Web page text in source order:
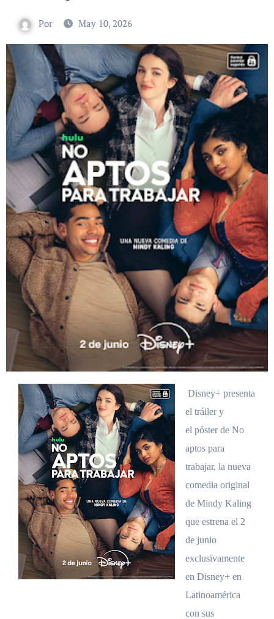
Por May 10, 2026
Disney+ presenta
el tráiler y
el póster de No
aptos para
trabajar, la nueva
comedia original
de Mindy Kaling
que estrena el 2
de junio
exclusivamente
en Disney+ en
Latinoamérica
con sus